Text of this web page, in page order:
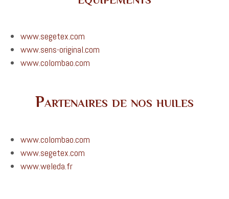
www.segetex.com
www.sens-original.com
www.colombao.com
Partenaires de nos huiles
www.colombao.com
www.segetex.com
www.weleda.fr